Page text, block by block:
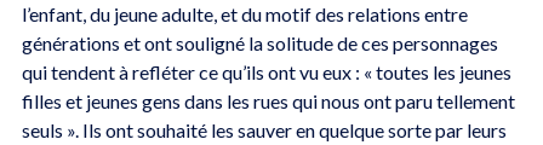
l’enfant, du jeune adulte, et du motif des relations entre
générations et ont souligné la solitude de ces personnages
qui tendent à refléter ce qu’ils ont vu eux : « toutes les jeunes
filles et jeunes gens dans les rues qui nous ont paru tellement
seuls ». Ils ont souhaité les sauver en quelque sorte par leurs